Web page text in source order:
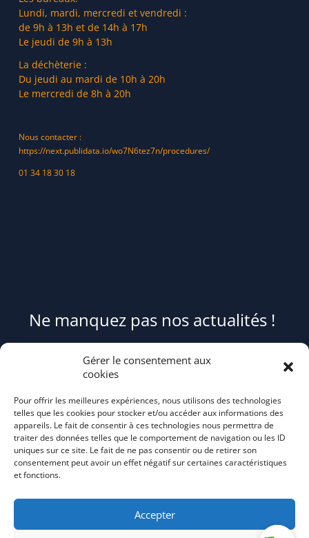
Gérer le consentement aux
cookies
Pour offrir les meilleures expériences, nous utilisons des technologies
telles que les cookies pour stocker et/ou accéder aux informations des
appareils. Le fait de consentir à ces technologies nous permettra de
traiter des données telles que le comportement de navigation ou les ID
uniques sur ce site. Le fait de ne pas consentir ou de retirer son
consentement peut avoir un effet négatif sur certaines caractéristiques
et fonctions.
Accepter
Lundi, mardi, mercredi et vendredi :
de 9h à 13h et de 14h à 17h
Le jeudi de 9h à 13h
La déchèterie :
Du jeudi au mardi de 10h à 20h
Le mercredi de 8h à 20h
Nous contacter :
https://next.publidata.io/wo7N6tez7n/procedures/
01 34 18 30 18
Ne manquez pas nos actualités !
conseils et astuces pour mieux trier et réduire vos déchets,
vous au flash info bi-mensuel Tri Action!